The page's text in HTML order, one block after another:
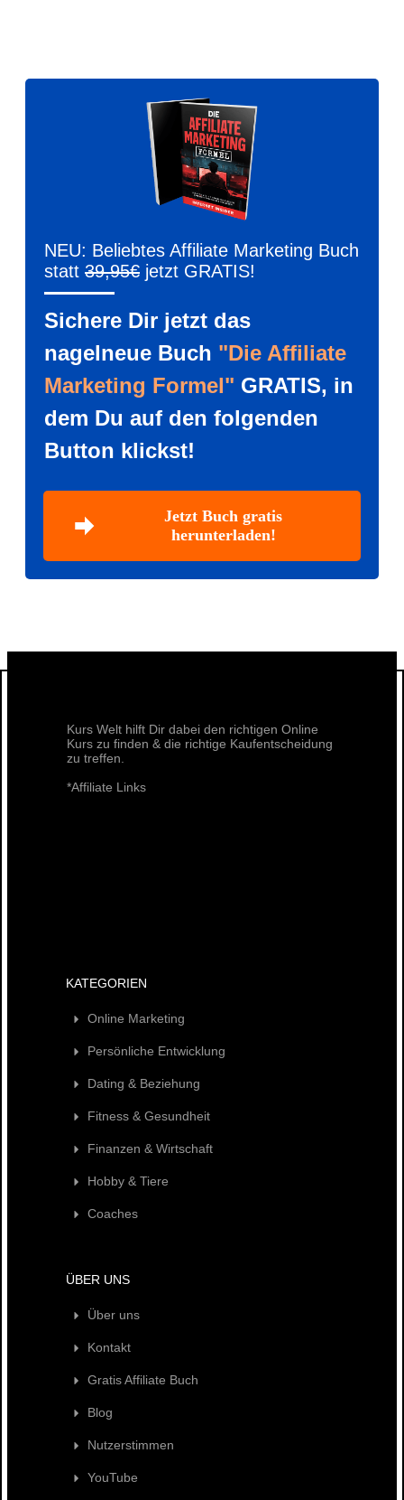
NEU: Beliebtes Affiliate Marketing Buch
statt 39,95€ jetzt GRATIS!
Sichere Dir jetzt das
nagelneue Buch "Die Affiliate
Marketing Formel" GRATIS, in
dem Du auf den folgenden
Button klickst!
Jetzt Buch gratis
herunterladen!
Kurs Welt hilft Dir dabei den richtigen Online
Kurs zu finden & die richtige Kaufentscheidung
zu treffen.
*Affiliate Links
KATEGORIEN
Online Marketing
Persönliche Entwicklung
Dating & Beziehung
Fitness & Gesundheit
Finanzen & Wirtschaft
Hobby & Tiere
Coaches
ÜBER UNS
Über uns
Kontakt
Gratis Affiliate Buch
Blog
Nutzerstimmen
YouTube